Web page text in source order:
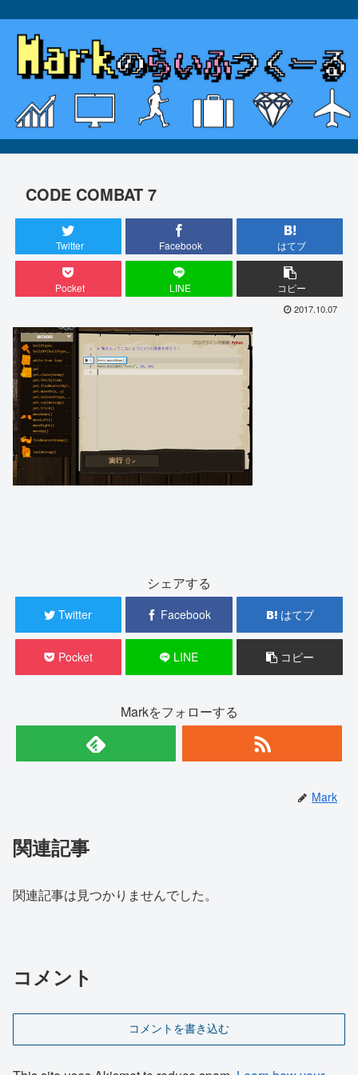
CODE COMBAT 7
Twitter Facebook はてブ
Pocket LINE コピー
2017.10.07
シェアする
Twitter Facebook はてブ
Pocket LINE コピー
Markをフォローする
Mark
関連記事
関連記事は見つかりませんでした。
コメント
コメントを書き込む